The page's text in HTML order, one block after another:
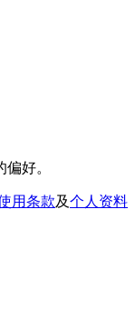
好。
用条款及个人资料